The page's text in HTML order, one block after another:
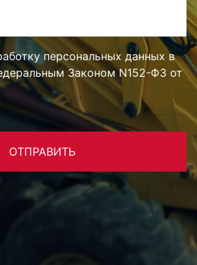
персональных данных в
Законом N152-ФЗ от
ОТПРАВИТЬ